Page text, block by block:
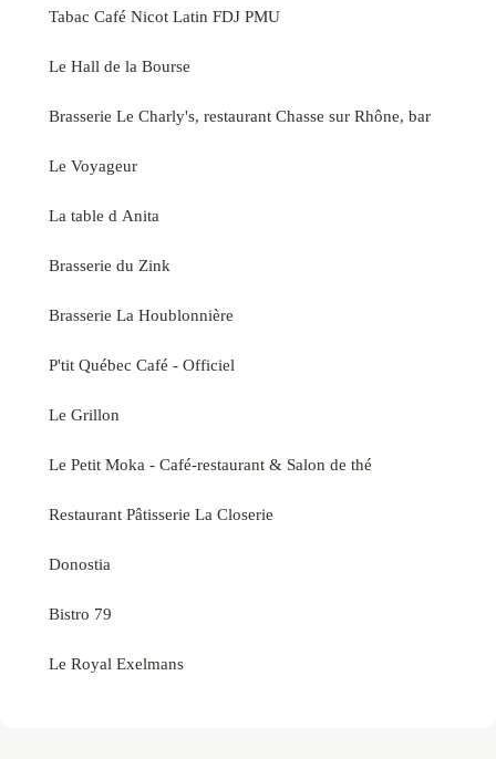
Tabac Café Nicot Latin FDJ PMU
Le Hall de la Bourse
Brasserie Le Charly's, restaurant Chasse sur Rhône, bar
Le Voyageur
La table d Anita
Brasserie du Zink
Brasserie La Houblonnière
P'tit Québec Café - Officiel
Le Grillon
Le Petit Moka - Café-restaurant & Salon de thé
Restaurant Pâtisserie La Closerie
Donostia
Bistro 79
Le Royal Exelmans